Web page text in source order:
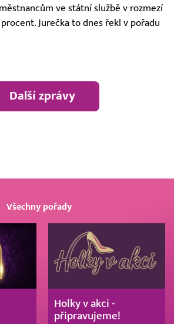
ve státní službě v rozmezí
Jurečka to dnes řekl v pořadu
Další zprávy
Všechny pořady
Holky v akci -
připravujeme!